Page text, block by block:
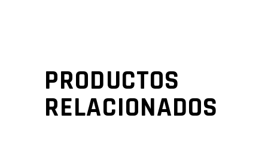
PRODUCTOS
RELACIONADOS